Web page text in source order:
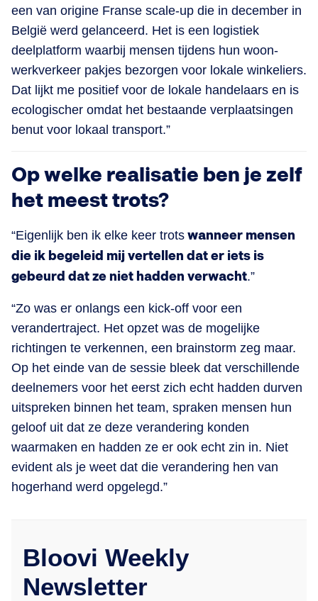
een van origine Franse scale-up die in december in
België werd gelanceerd. Het is een logistiek
deelplatform waarbij mensen tijdens hun woon-
werkverkeer pakjes bezorgen voor lokale winkeliers.
Dat lijkt me positief voor de lokale handelaars en is
ecologischer omdat het bestaande verplaatsingen
benut voor lokaal transport.”
Op welke realisatie ben je zelf
het meest trots?
“Eigenlijk ben ik elke keer trots wanneer mensen
die ik begeleid mij vertellen dat er iets is
gebeurd dat ze niet hadden verwacht.”
“Zo was er onlangs een kick-off voor een
verandertraject. Het opzet was de mogelijke
richtingen te verkennen, een brainstorm zeg maar.
Op het einde van de sessie bleek dat verschillende
deelnemers voor het eerst zich echt hadden durven
uitspreken binnen het team, spraken mensen hun
geloof uit dat ze deze verandering konden
waarmaken en hadden ze er ook echt zin in. Niet
evident als je weet dat die verandering hen van
hogerhand werd opgelegd.”
Bloovi Weekly
Newsletter